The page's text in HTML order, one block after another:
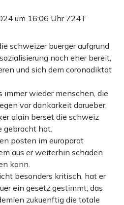
um 16:06 Uhr 724T
schweizer buerger aufgrund
noch eher bereit,
und sich dem coronadiktat
immer wieder menschen, die
vor dankarkeit darueber,
alain berset die schweiz
gebracht hat.
posten im europarat
aus er weiterhin schaden
kann.
besonders kritisch, hat er
ein gesetz gestimmt, das
zukuenftig die totale